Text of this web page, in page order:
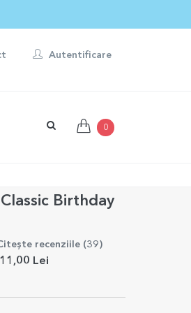
Autentificare
0
Birthday
recenziile (39)
11,00 Lei